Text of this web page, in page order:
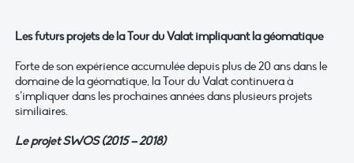
Les futurs projets de la Tour du Valat impliquant la géomatique
Forte de son expérience accumulée depuis plus de 20 ans dans le
domaine de la géomatique, la Tour du Valat continuera à
s’impliquer dans les prochaines années dans plusieurs projets
similiaires.
Le projet SWOS (2015 – 2018)